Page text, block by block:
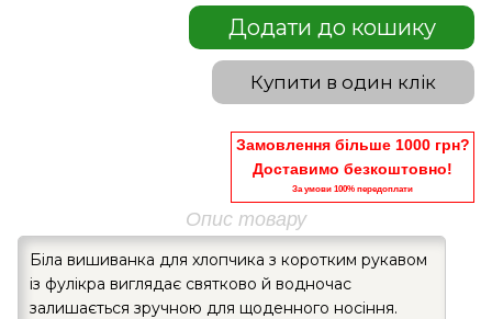
Додати до кошику
Купити в один клік
Замовлення більше 1000 грн?
Доставимо безкоштовно!
За умови 100% передоплати
Опис товару
Біла вишиванка для хлопчика з коротким рукавом
із фулікра виглядає святково й водночас
залишається зручною для щоденного носіння.